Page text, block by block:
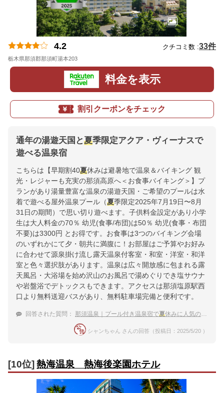
4.2 クチコミ数 :33件
栃木県那須郡那須町湯本203
料金を表示
割引クーポンをチェック
通年の湯遊天国と夏季限定アクア・ヴィーナスで
遊べる温泉宿
こちらは【早期割40夏休みは避暑地で温泉＆バイキング 観
光・レジャーも充実の那須高原へ＜お食事バイキング＞】プ
ランがあり湯量豊富な温泉の湯遊天国・ご希望のプールは水
着で遊べる屋外温泉プール（夏季限定2025年7月19日〜8月
31日の期間）で思い切り遊べます。子供料金設定があり小学
生は大人料金の70％ 幼児(食事/布団)は50％ 幼児(食事・布団
不要)は3300円 とお得です。お食事は3つのバイキング会場
のいずれかにて夕・朝共に満腹に！お部屋はご予算やお好み
に合わせて源泉掛け流し露天温泉付客室・和室・洋室・和洋
室と色々選択肢があります。温泉は広々開放感に包まれる露
天風呂・大浴場を始め沢山のお風呂で湯めぐりでき塩サウナ
や岩盤浴でデトックスもできます。アクセスは那須塩原駅西
口より無料送迎バスがあり、無料駐車場完備と便利です。
回答された質問： 那須温泉｜プール付き温泉宿で夏休みに人気のおすすめは？
シャンちゃん さんの回答（投稿日：2025/5/20 ）
[10位] 熱海温泉 熱海後楽園ホテル